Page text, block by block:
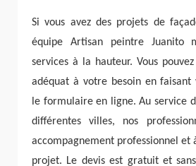
Si vous avez des projets de
équipe Artisan peintre Juanito
services à la hauteur. Vous
adéquat à votre besoin en faisant
le formulaire en ligne. Au service
différentes villes, nos
accompagnement professionnel et
projet. Le devis est gratuit et